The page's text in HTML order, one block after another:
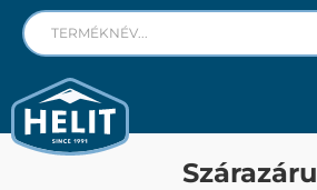
Szárazáru